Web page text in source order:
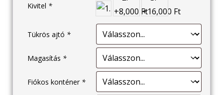
Kivitel *
Tükrös ajtó *
Magasítás *
Fiókos konténer *